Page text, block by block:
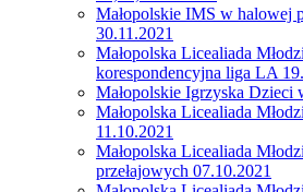
Małopolskie IMS w halowej
30.11.2021
Małopolska Licealiada
korespondencyjna liga LA
Małopolskie Igrzyska Dzieci
Małopolska Licealiada
11.10.2021
Małopolska Licealiada
przełajowych 07.10.2021